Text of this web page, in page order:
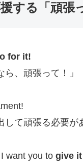
する「頑張
for it!
、頑張って！」
て頑張る必要が
want you to give